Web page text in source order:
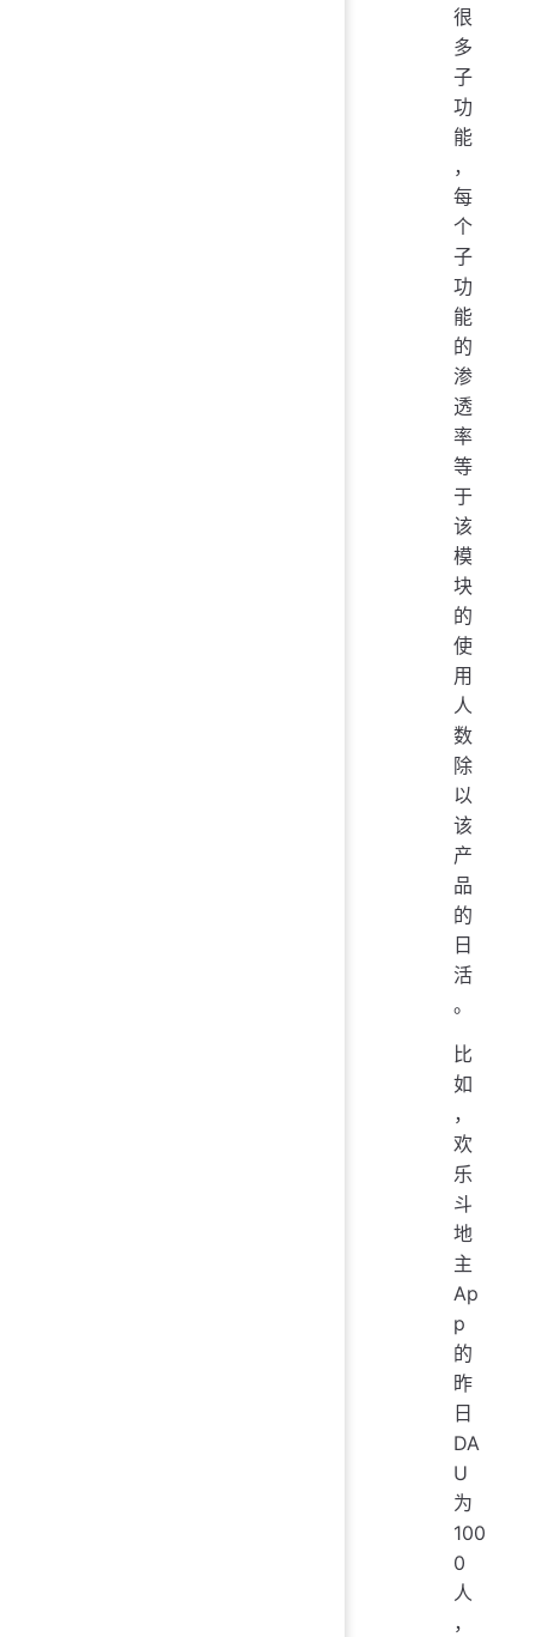
很
多
子
功
能
，
每
个
子
功
能
的
渗
透
率
等
于
该
模
块
的
使
用
人
数
除
以
该
产
品
的
日
活
。
比
如
，
欢
乐
斗
地
主
Ap
p
的
昨
日
DA
U
为
100
0
人
，